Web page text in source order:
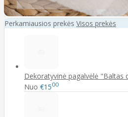
Perkamiausios prekės Visos prekės
Dekoratyvinė pagalvėlė "Baltas
Nuo €1500